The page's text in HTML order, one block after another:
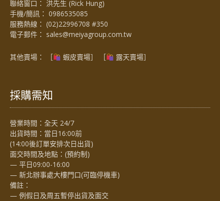
聯絡窗口： 洪先生 (Rick Hung)
手機/簡訊： 0986535085
服務熱線： (02)22996708 #350
電子郵件： sales@meiyagroup.com.tw
其他賣場： ［ 蝦皮賣場］ ［ 露天賣場］
採購需知
營業時間：全天 24/7
出貨時間：當日16:00前
(14:00後訂單安排次日出貨)
面交時間及地點：(預約制)
— 平日09:00-16:00
— 新北辦事處大樓門口(可臨停機車)
備註：
— 例假日及周五暫停出貨及面交